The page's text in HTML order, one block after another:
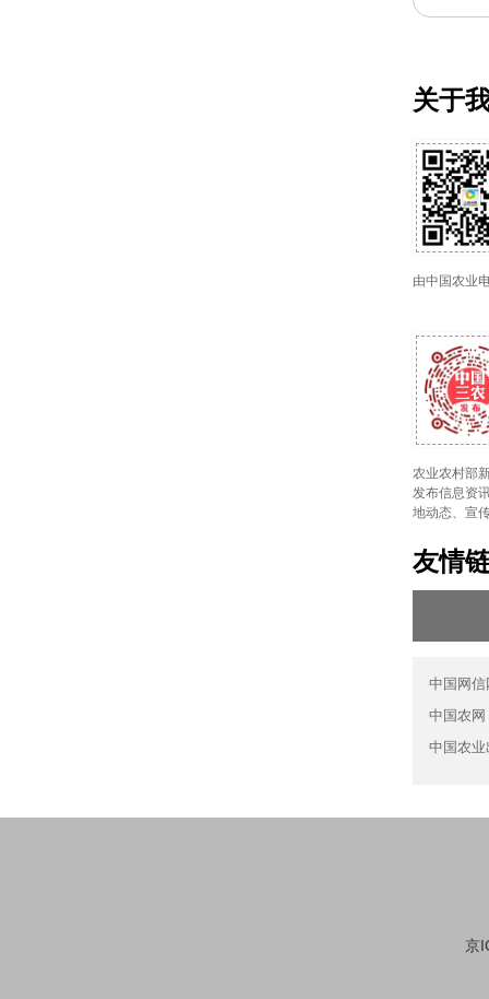
关于
由中国农业
农业农村部
发布信息资
地动态、宣
友情
中国网信
中国农网
中国农业
京